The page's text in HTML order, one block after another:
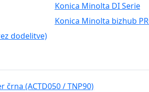
Konica Minolta DI Serie
Konica Minolta bizhub
dodelitve)
črna (ACTD050 / TNP90)